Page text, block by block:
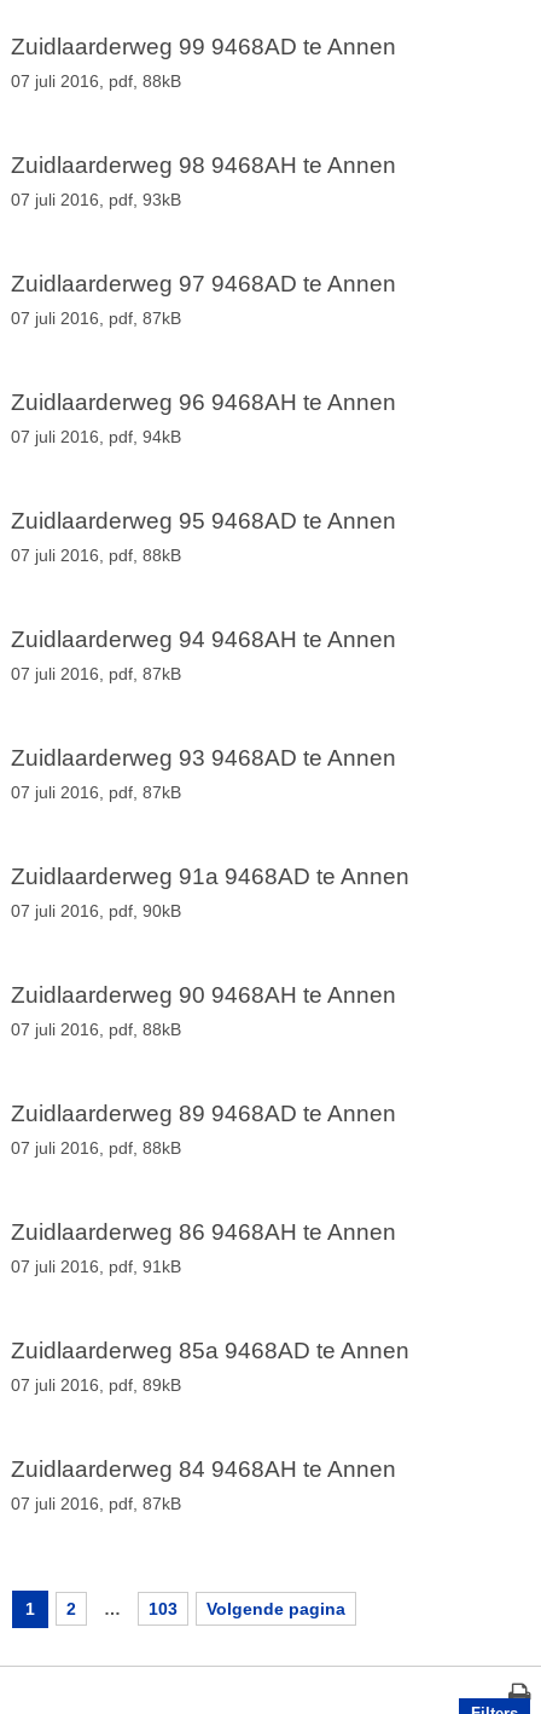
Zuidlaarderweg 99 9468AD te Annen
07 juli 2016, pdf, 88kB
Zuidlaarderweg 98 9468AH te Annen
07 juli 2016, pdf, 93kB
Zuidlaarderweg 97 9468AD te Annen
07 juli 2016, pdf, 87kB
Zuidlaarderweg 96 9468AH te Annen
07 juli 2016, pdf, 94kB
Zuidlaarderweg 95 9468AD te Annen
07 juli 2016, pdf, 88kB
Zuidlaarderweg 94 9468AH te Annen
07 juli 2016, pdf, 87kB
Zuidlaarderweg 93 9468AD te Annen
07 juli 2016, pdf, 87kB
Zuidlaarderweg 91a 9468AD te Annen
07 juli 2016, pdf, 90kB
Zuidlaarderweg 90 9468AH te Annen
07 juli 2016, pdf, 88kB
Zuidlaarderweg 89 9468AD te Annen
07 juli 2016, pdf, 88kB
Zuidlaarderweg 86 9468AH te Annen
07 juli 2016, pdf, 91kB
Zuidlaarderweg 85a 9468AD te Annen
07 juli 2016, pdf, 89kB
Zuidlaarderweg 84 9468AH te Annen
07 juli 2016, pdf, 87kB
1 2 … 103 Volgende pagina